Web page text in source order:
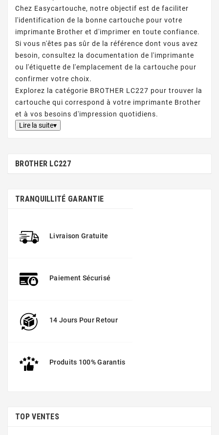
Chez Easycartouche, notre objectif est de faciliter
l'identification de la bonne cartouche pour votre
imprimante Brother et d'imprimer en toute confiance.
Si vous n'êtes pas sûr de la référence dont vous avez
besoin, consultez la documentation de l'imprimante
ou l'étiquette de l'emplacement de la cartouche pour
confirmer votre choix.
Explorez la catégorie BROTHER LC227 pour trouver la
cartouche qui correspond à votre imprimante Brother
et à vos besoins d'impression quotidiens.
Lire la suite▾
BROTHER LC227
TRANQUILLITÉ GARANTIE
Livraison Gratuite
Paiement Sécurisé
14 Jours Pour Retour
Produits 100% Garantis
TOP VENTES